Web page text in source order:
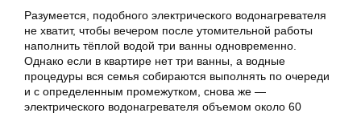
Разумеется, подобного электрического водонагревателя
не хватит, чтобы вечером после утомительной работы
наполнить тёплой водой три ванны одновременно.
Однако если в квартире нет три ванны, а водные
процедуры вся семья собираются выполнять по очереди
и с определенным промежутком, снова же —
электрического водонагревателя объемом около 60